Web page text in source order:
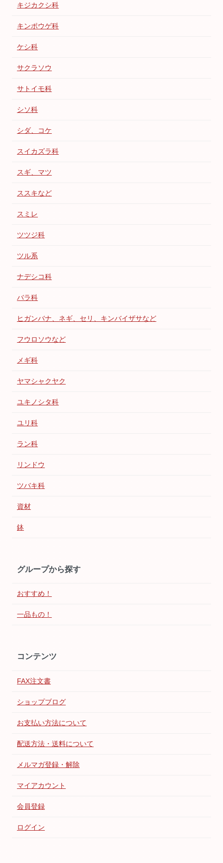
キジカクシ科
キンポウゲ科
ケシ科
サクラソウ
サトイモ科
シソ科
シダ、コケ
スイカズラ科
スギ、マツ
ススキなど
スミレ
ツツジ科
ツル系
ナデシコ科
バラ科
ヒガンバナ、ネギ、セリ、キンバイザサなど
フウロソウなど
メギ科
ヤマシャクヤク
ユキノシタ科
ユリ科
ラン科
リンドウ
ツバキ科
資材
鉢
グループから探す
おすすめ！
一品もの！
コンテンツ
FAX注文書
ショップブログ
お支払い方法について
配送方法・送料について
メルマガ登録・解除
マイアカウント
会員登録
ログイン